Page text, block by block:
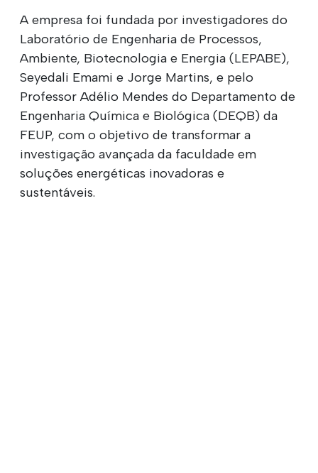
A empresa foi fundada por investigadores do
Laboratório de Engenharia de Processos,
Ambiente, Biotecnologia e Energia (LEPABE),
Seyedali Emami e Jorge Martins, e pelo
Professor Adélio Mendes do Departamento de
Engenharia Química e Biológica (DEQB) da
FEUP, com o objetivo de transformar a
investigação avançada da faculdade em
soluções energéticas inovadoras e
sustentáveis.